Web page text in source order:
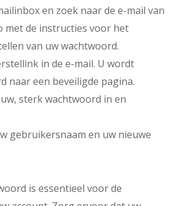
en zoek naar de e-mail van
met de instructies voor het
van uw wachtwoord.
in de e-mail. U wordt
naar een beveiligde pagina.
sterk wachtwoord in en
gebruikersnaam en uw nieuwe
is essentieel voor de